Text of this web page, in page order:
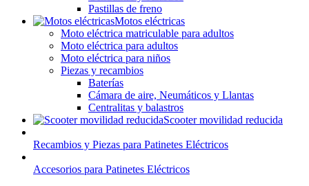
Pastillas de freno
Motos eléctricas
Moto eléctrica matriculable para adultos
Moto eléctrica para adultos
Moto eléctrica para niños
Piezas y recambios
Baterías
Cámara de aire, Neumáticos y Llantas
Centralitas y balastros
Scooter movilidad reducida
Recambios y Piezas para Patinetes Eléctricos
Accesorios para Patinetes Eléctricos